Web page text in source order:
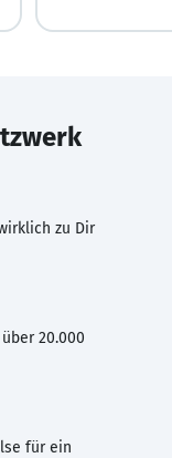
zu Dir
20.000
für ein